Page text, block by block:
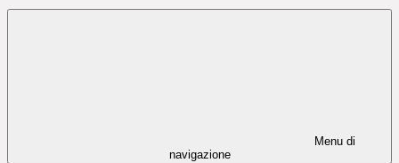
Menu di
navigazione